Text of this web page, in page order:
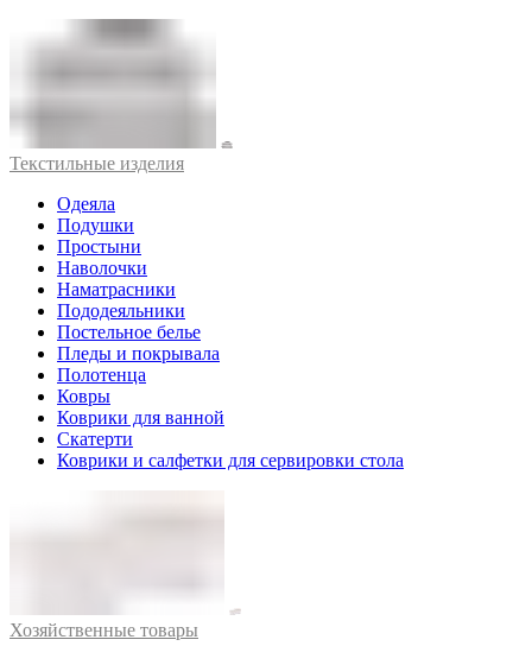
Текстильные изделия
Одеяла
Подушки
Простыни
Наволочки
Наматрасники
Пододеяльники
Постельное белье
Пледы и покрывала
Полотенца
Ковры
Коврики для ванной
Скатерти
Коврики и салфетки для сервировки стола
Хозяйственные товары